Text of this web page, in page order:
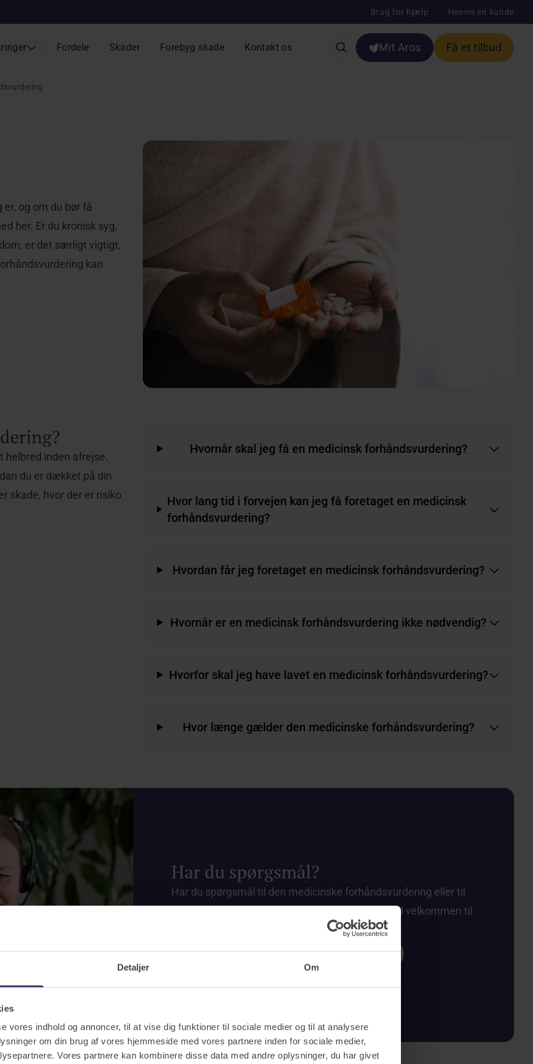
Detaljer Om
vores indhold og annoncer, til at vise dig funktioner til sociale medier og til at analysere
om din brug af vores hjemmeside med vores partnere inden for sociale medier,
Vores partnere kan kombinere disse data med andre oplysninger, du har givet
Brug for hjælp Henvis en kunde
Fordele Skader Forebyg skade Kontakt os Mit Aros Få et tilbud
og om du bør få
her. Er du kronisk syg,
er det særligt vigtigt,
kan
helbred inden afrejse.
du er dækket på din
skade, hvor der er risiko
Hvornår skal jeg få en medicinsk forhåndsvurdering?
Hvor lang tid i forvejen kan jeg få foretaget en medicinsk
forhåndsvurdering?
Hvordan får jeg foretaget en medicinsk forhåndsvurdering?
Hvornår er en medicinsk forhåndsvurdering ikke nødvendig?
Hvorfor skal jeg have lavet en medicinsk forhåndsvurdering?
Hvor længe gælder den medicinske forhåndsvurdering?
Har du spørgsmål?
Har du spørgsmål til den medicinske forhåndsvurdering eller til
vores rejse- eller afbestillingsforsikring, er du altid velkommen til
Bliv ringet op
Ring til os på 7010 4222